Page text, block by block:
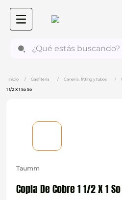
Gasfitería Caneria, fitting y tubos
1 1/2 X 1 So So
Taumm
Copla De Cobre 1 1/2 X 1